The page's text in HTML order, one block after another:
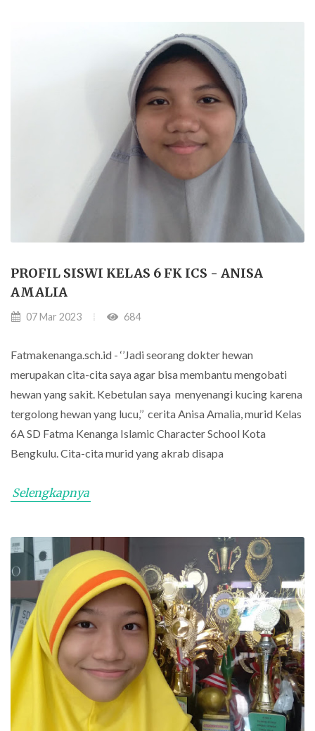
PROFIL SISWI KELAS 6 FK ICS - ANISA
AMALIA
07 Mar 2023 684
Fatmakenanga.sch.id - ‘’Jadi seorang dokter hewan
merupakan cita-cita saya agar bisa membantu mengobati
hewan yang sakit. Kebetulan saya menyenangi kucing karena
tergolong hewan yang lucu,’’ cerita Anisa Amalia, murid Kelas
6A SD Fatma Kenanga Islamic Character School Kota
Bengkulu. Cita-cita murid yang akrab disapa
Selengkapnya